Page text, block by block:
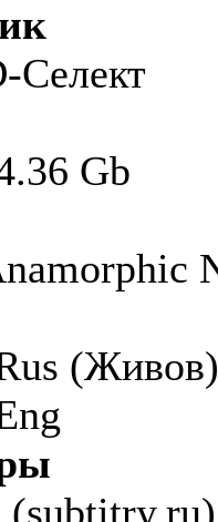
Селект
Gb
(Живов)
(subtitry.ru)